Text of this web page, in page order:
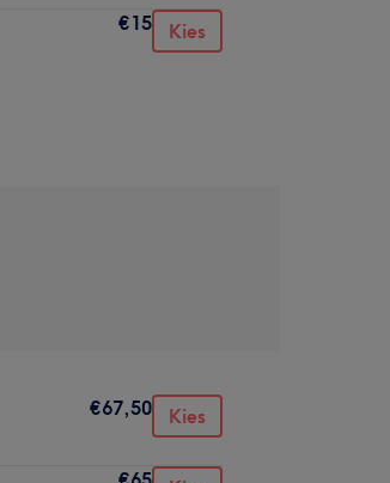
€15 Kies
€67,50 Kies